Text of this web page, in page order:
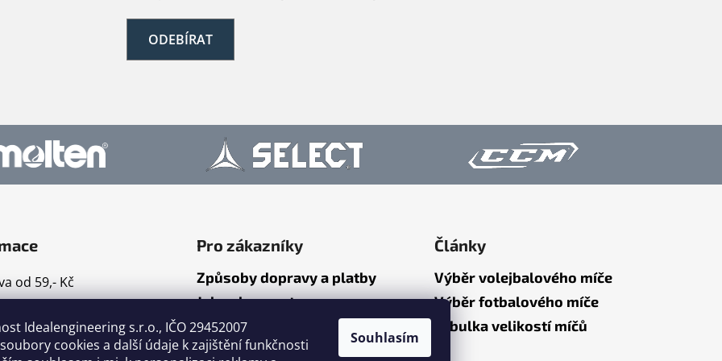
Idealengineering s.r.o., IČO 29452007
cookies a další údaje k zajištění funkčnosti
Souhlasím
ODEBÍRAT
od 59,- Kč
podmínky
Pro zákazníky
Způsoby dopravy a platby
Jak nakupovat
Články
Výběr volejbalového míče
Výběr fotbalového míče
Tabulka velikostí míčů